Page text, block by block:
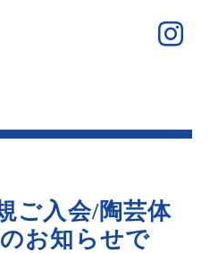
ご入会/陶芸体
お知らせで